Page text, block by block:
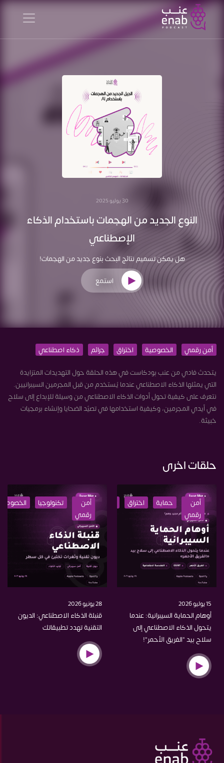
30 يوليو 2025
النوع الجديد من الهجمات باستخدام الذكاء
الإصطناعي
هل يمكن تسميم نتائج البحث بنوع جديد من الهجمات!
استمع
أمن رقمي الخصوصية اختراق جرائم
ذكاء اصطناعي
يتحدث فادي من عنب بودكاست في هذه الحلقة حول التهديدات المتزايدة
التي يمثلها الذكاء الاصطناعي عندما يُستخدم من قبل المجرمين السيبرانيين.
نتعرف على كيفية تحول أدوات الذكاء الاصطناعي من وسيلة للإبداع إلى سلاح
في أيدي المجرمين، وكيفية استخدامها في تصيّد الضحايا وإنشاء برمجيات
خبيثة.
حلقات اخرى
أمن
رقمي
حماية اختراق
ذكاء
اصطناعي
15 يوليو 2026
أوهام الحماية السيبرانية: عندما
يتحول الذكاء الاصطناعي إلى
سلاح بيد "الفريق الأحمر"!
أمن
رقمي
تكنولوجيا
28 يونيو 2026
قنبلة الذكاء الاصطناعي: الديون
التقنية تهدد تطبيقاتك